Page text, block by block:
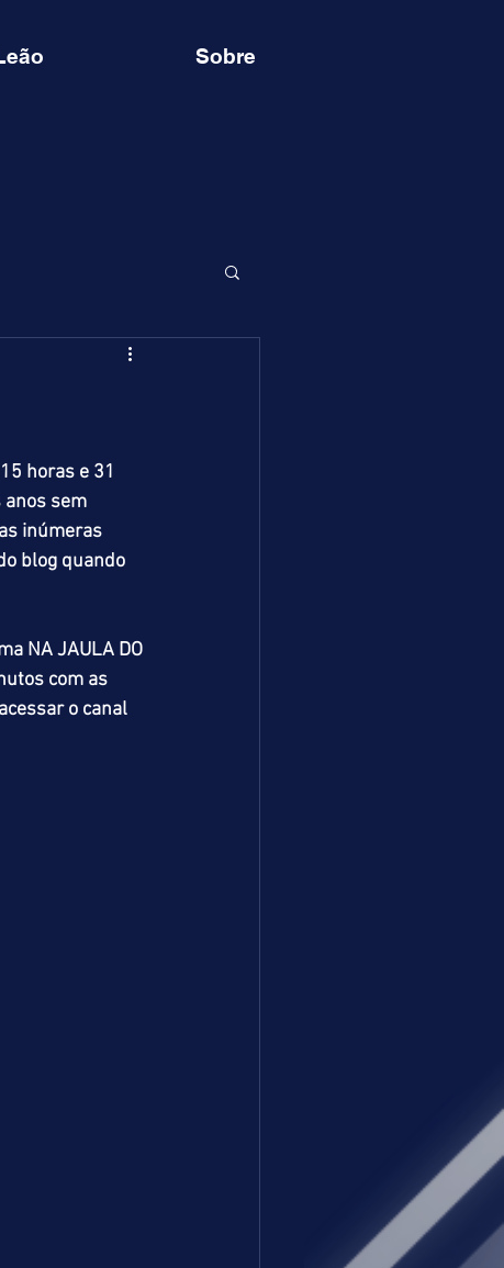
Sobre
horas e 31
sem
inúmeras
blog quando
NA JAULA DO
com as
o canal